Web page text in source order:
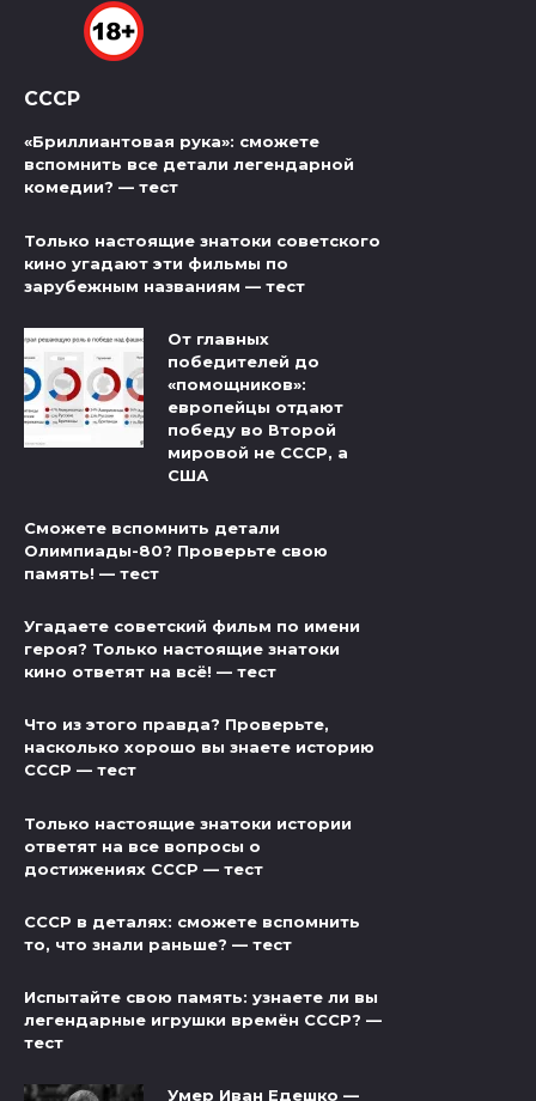
СССР
«Бриллиантовая рука»: сможете
вспомнить все детали легендарной
комедии? — тест
Только настоящие знатоки советского
кино угадают эти фильмы по
зарубежным названиям — тест
От главных
победителей до
«помощников»:
европейцы отдают
победу во Второй
мировой не СССР, а
США
Сможете вспомнить детали
Олимпиады-80? Проверьте свою
память! — тест
Угадаете советский фильм по имени
героя? Только настоящие знатоки
кино ответят на всё! — тест
Что из этого правда? Проверьте,
насколько хорошо вы знаете историю
СССР — тест
Только настоящие знатоки истории
ответят на все вопросы о
достижениях СССР — тест
СССР в деталях: сможете вспомнить
то, что знали раньше? — тест
Испытайте свою память: узнаете ли вы
легендарные игрушки времён СССР? —
тест
Умер Иван Едешко —